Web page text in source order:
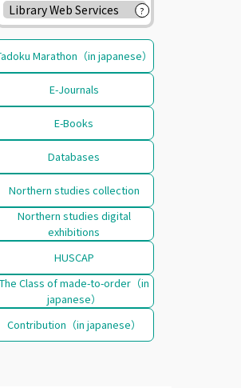
Library Web Services ?
Marathon（in japanese）
E-Journals
E-Books
Databases
Northern studies collection
Northern studies digital
exhibitions
HUSCAP
The Class of made-to-order（in
japanese）
Contribution（in japanese）